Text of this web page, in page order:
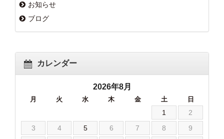
お知らせ
ブログ
カレンダー
2026年8月
月 火 水 木 金 土 日
1
2
3
4 5 6 7 8
9